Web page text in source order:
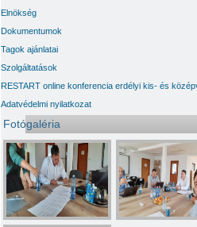
Elnökség
Dokumentumok
Tagok ajánlatai
Szolgáltatások
RESTART online konferencia erdélyi kis- és
Adatvédelmi nyilatkozat
Fotógaléria